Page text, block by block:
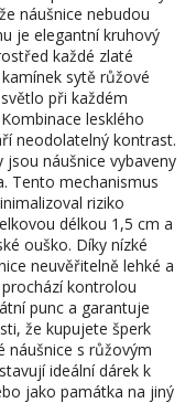
náušnice nebudou
je elegantní kruhový
každé zlaté
sytě růžové
při každém
lesklého
neodolatelný kontrast.
jsou náušnice vybaveny
Tento mechanismus
riziko
délkou 1,5 cm a
ouško. Díky nízké
neuvěřitelně lehké a
kontrolou
punc a garantuje
že kupujete šperk
náušnice s růžovým
ideální dárek k
jako památka na jiný